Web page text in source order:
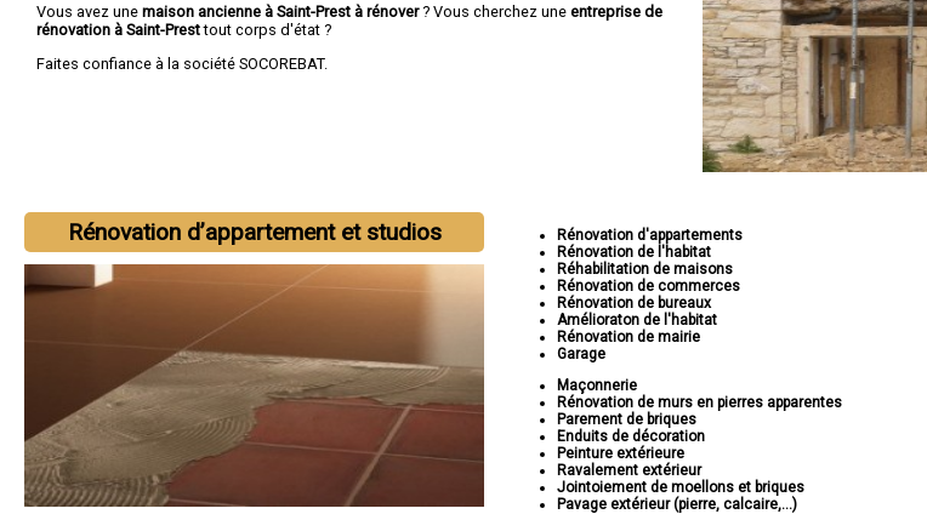
Vous avez une maison ancienne à Saint-Prest à rénover? Vous cherchez une entreprise de
rénovation à Saint-Presttout corps d'état ?
Faites confiance à la société SOCOREBAT.
Rénovation d’appartement et studios
Rénovation d'appartements
Rénovation de l'habitat
Réhabilitation de maisons
Rénovation de commerces
Rénovation de bureaux
Amélioraton de l'habitat
Rénovation de mairie
Garage
Maçonnerie
Rénovation de murs en pierres apparentes
Parement de briques
Enduits de décoration
Peinture extérieure
Ravalement extérieur
Jointoiement de moellons et briques
Pavage extérieur (pierre, calcaire,...)